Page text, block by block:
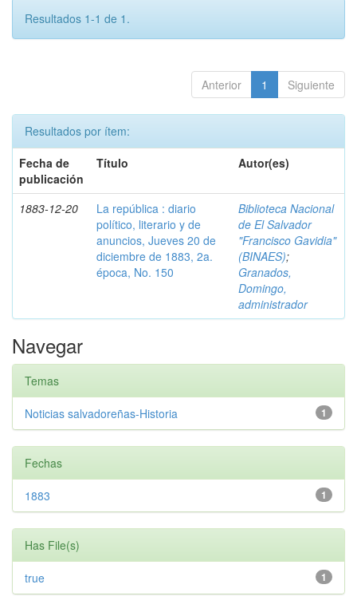
Resultados 1-1 de 1.
Anterior 1 Siguiente
Resultados por ítem:
Fecha de
publicación
Título Autor(es)
1883-12-20
La república : diario
político, literario y de
anuncios, Jueves 20 de
diciembre de 1883, 2a.
época, No. 150
Biblioteca Nacional
de El Salvador
"Francisco Gavidia"
(BINAES);
Granados,
Domingo,
administrador
Navegar
Temas
1
Noticias salvadoreñas-Historia
Fechas
1
1883
Has File(s)
1
true